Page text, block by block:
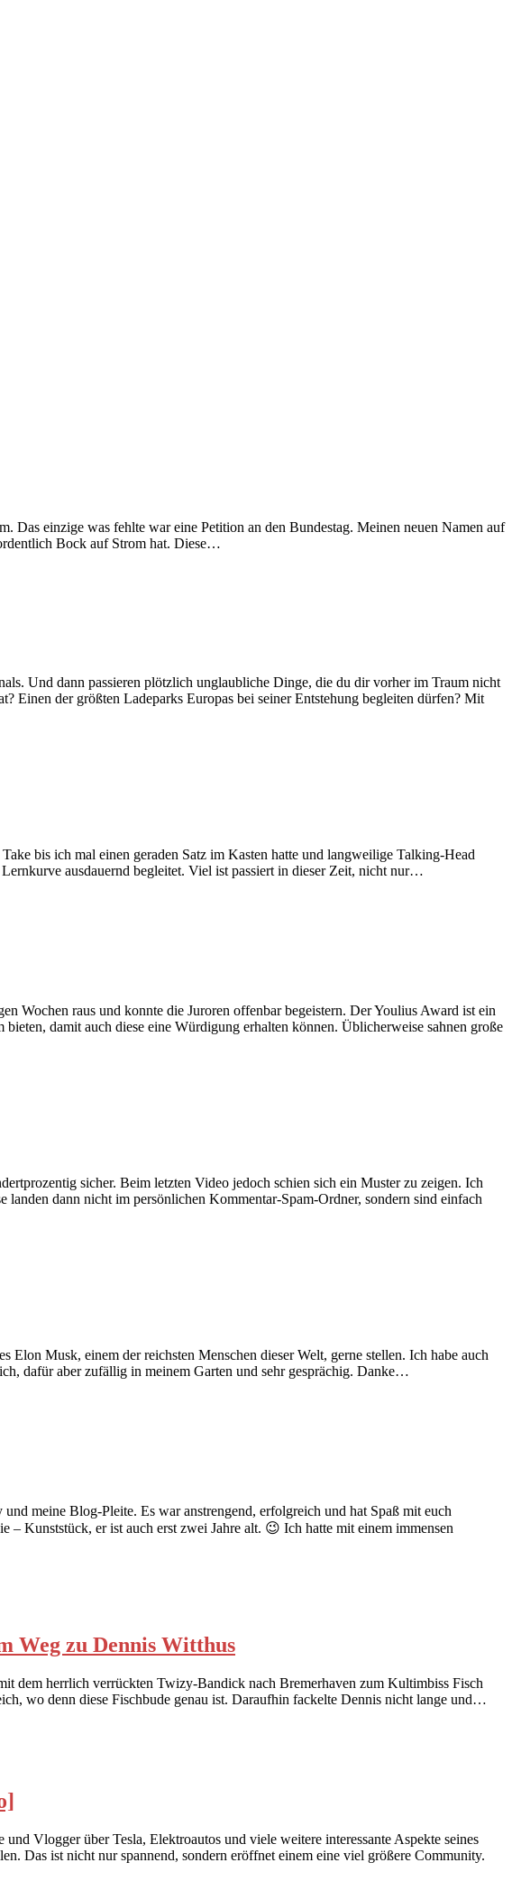
Das einzige was fehlte war eine Petition an den Bundestag. Meinen neuen Namen auf
Bock auf Strom hat. Diese…
Und dann passieren plötzlich unglaubliche Dinge, die du dir vorher im Traum nicht
Einen der größten Ladeparks Europas bei seiner Entstehung begleiten dürfen? Mit
bis ich mal einen geraden Satz im Kasten hatte und langweilige Talking-Head
ausdauernd begleitet. Viel ist passiert in dieser Zeit, nicht nur…
Wochen raus und konnte die Juroren offenbar begeistern. Der Youlius Award ist ein
damit auch diese eine Würdigung erhalten können. Üblicherweise sahnen große
sicher. Beim letzten Video jedoch schien sich ein Muster zu zeigen. Ich
dann nicht im persönlichen Kommentar-Spam-Ordner, sondern sind einfach
Musk, einem der reichsten Menschen dieser Welt, gerne stellen. Ich habe auch
dafür aber zufällig in meinem Garten und sehr gesprächig. Danke…
meine Blog-Pleite. Es war anstrengend, erfolgreich und hat Spaß mit euch
Kunststück, er ist auch erst zwei Jahre alt. 😉 Ich hatte mit einem immensen
Weg zu Dennis Witthus
dem herrlich verrückten Twizy-Bandick nach Bremerhaven zum Kultimbiss Fisch
wo denn diese Fischbude genau ist. Daraufhin fackelte Dennis nicht lange und…
Vlogger über Tesla, Elektroautos und viele weitere interessante Aspekte seines
Das ist nicht nur spannend, sondern eröffnet einem eine viel größere Community.